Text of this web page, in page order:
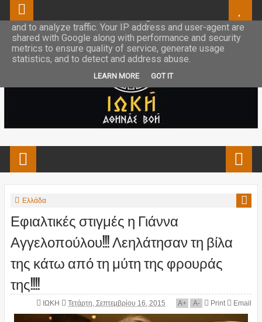
Ελλάδα
Εφιαλτικές στιγμές η Γιάννα
Αγγελοπούλου!!! Λεηλάτησαν τη βίλα
της κάτω από τη μύτη της φρουράς
της!!!!
ΙΩΚΗ Τετάρτη, Σεπτεμβρίου 16, 2015 A+ A- Print Email
This site uses cookies from Google to deliver its services
and to analyze traffic. Your IP address and user-agent are
shared with Google along with performance and security
metrics to ensure quality of service, generate usage
statistics, and to detect and address abuse.
LEARN MORE GOT IT